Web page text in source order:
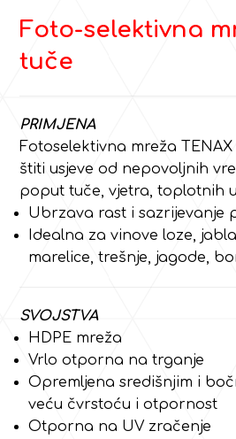
Foto-selektivna
tuče
PRIMJENA
Fotoselektivna mreža
štiti usjeve od nepovoljnih
poput tuče, vjetra, toplotnih
Ubrzava rast i sazrijevanje
Idealna za vinove loze,
marelice, trešnje, jagode,
SVOJSTVA
HDPE mreža
Vrlo otporna na trganje
Opremljena središnjim i
veću čvrstoću i otpornost
Otporna na UV zračenje